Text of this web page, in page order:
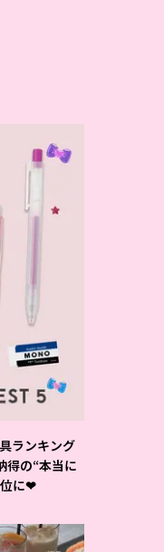
ランキング
得の“本当に
に❤